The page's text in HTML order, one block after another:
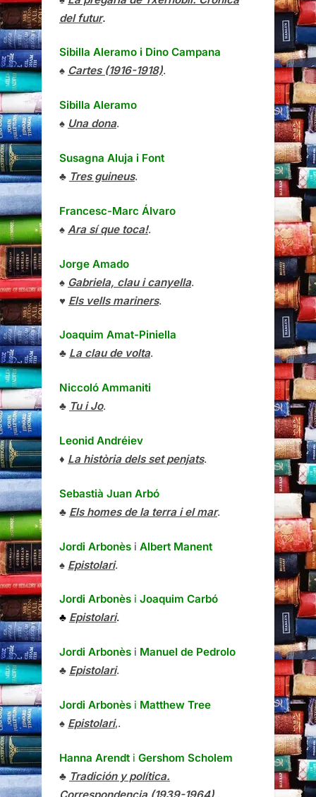
del futur.
Sibilla Aleramo i Dino Campana
♠ Cartes (1916-1918).
Sibilla Aleramo
♠ Una dona.
Susagna Aluja i Font
♣ Tres guineus.
Francesc-Marc Álvaro
♠ Ara sí que toca!.
Jorge Amado
♠ Gabriela, clau i canyella.
♥ Els vells mariners.
Joaquim Amat-Piniella
♣ La clau de volta.
Niccoló Ammaniti
♣ Tu i Jo.
Leonid Andréiev
♦ La història dels set penjats.
Sebastià Juan Arbó
♣ Els homes de la terra i el mar.
Jordi Arbonès i Albert Manent
♠ Epistolari.
Jordi Arbonès i Joaquim Carbó
♣ Epistolari.
Jordi Arbonès i Manuel de Pedrolo
♣ Epistolari.
Jordi Arbonès i Matthew Tree
♠ Epistolari,.
Hanna Arendt i Gershom Scholem
♣ Tradición y política.
Correspondencia (1939-1964) .